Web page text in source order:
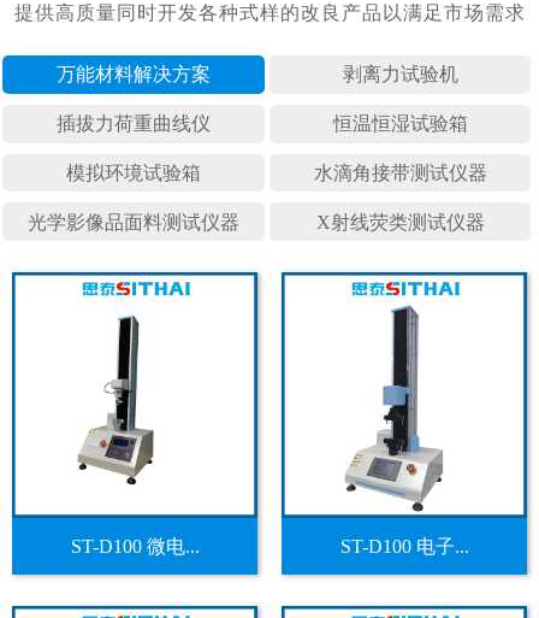
万能材料 剥离力试
插拔力荷 恒温恒湿
模拟环境 水滴角接
光学影像 X射线荧
ST-D100 微电... ST-D100 电子...